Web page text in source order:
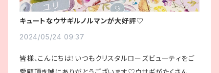
キュートなウサギルノルマンが大好評♡
2024/05/24 09:37
皆様、こんにちは！いつもクリスタルローズビューティをご